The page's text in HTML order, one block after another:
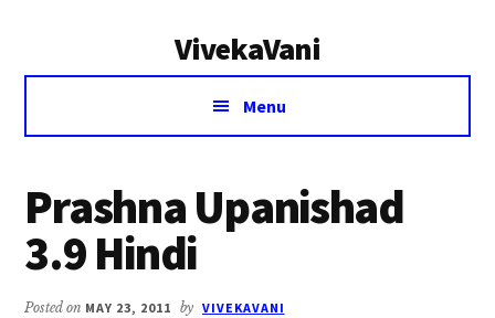
VivekaVani
Voice
Vivekananda
Menu
Prashna Upanishad
3.9 Hindi
Posted on MAY 23, 2011 by VIVEKAVANI